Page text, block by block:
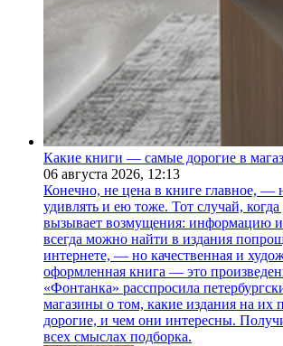
Какие книги — самые дорогие в
06 августа 2026, 12:13
Конечно, не цена в книге главное, —
удивлять и ею тоже. Тот случай,
вызывает возмущения: информацию и
всегда можно найти в издания
интернете, — но качественная и
оформленная книга — это
«Фонтанка» расспросила
магазины о том, какие издания на
дорогие, и чем они интересны.
всех смыслах подборка.